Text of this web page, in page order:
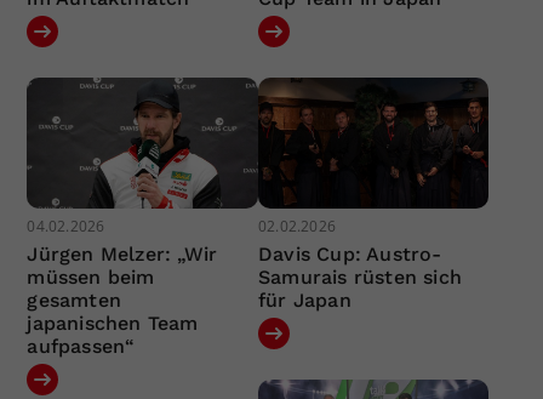
04.02.2026
Jürgen Melzer: „Wir
müssen beim
gesamten
japanischen Team
aufpassen“
02.02.2026
Davis Cup: Austro-
Samurais rüsten sich
für Japan